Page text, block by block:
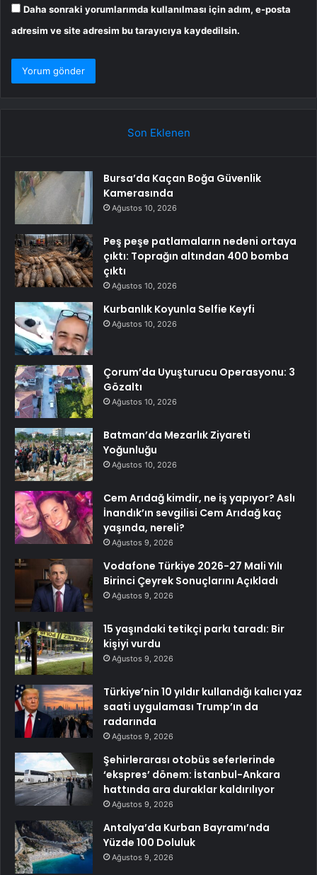
Daha sonraki yorumlarımda kullanılması için adım, e-posta
adresim ve site adresim bu tarayıcıya kaydedilsin.
Son Eklenen
Bursa’da Kaçan Boğa Güvenlik
Kamerasında
Ağustos 10, 2026
Peş peşe patlamaların nedeni ortaya
çıktı: Toprağın altından 400 bomba
çıktı
Ağustos 10, 2026
Kurbanlık Koyunla Selfie Keyfi
Ağustos 10, 2026
Çorum’da Uyuşturucu Operasyonu: 3
Gözaltı
Ağustos 10, 2026
Batman’da Mezarlık Ziyareti
Yoğunluğu
Ağustos 10, 2026
Cem Arıdağ kimdir, ne iş yapıyor? Aslı
İnandık’ın sevgilisi Cem Arıdağ kaç
yaşında, nereli?
Ağustos 9, 2026
Vodafone Türkiye 2026-27 Mali Yılı
Birinci Çeyrek Sonuçlarını Açıkladı
Ağustos 9, 2026
15 yaşındaki tetikçi parkı taradı: Bir
kişiyi vurdu
Ağustos 9, 2026
Türkiye’nin 10 yıldır kullandığı kalıcı yaz
saati uygulaması Trump’ın da
radarında
Ağustos 9, 2026
Şehirlerarası otobüs seferlerinde
‘ekspres’ dönem: İstanbul-Ankara
hattında ara duraklar kaldırılıyor
Ağustos 9, 2026
Antalya’da Kurban Bayramı’nda
Yüzde 100 Doluluk
Ağustos 9, 2026